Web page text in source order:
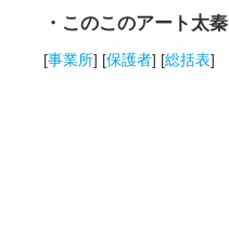
・このこのアート太秦
[事業所] [保護者] [総括表]